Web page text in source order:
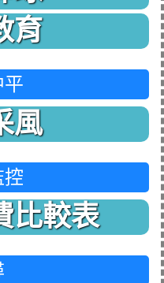
育
風
控
比較表